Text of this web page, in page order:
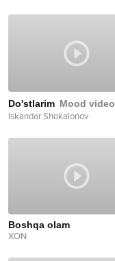
Do'stlarim Mood video
Iskandar Shokalonov
Boshqa olam
XON